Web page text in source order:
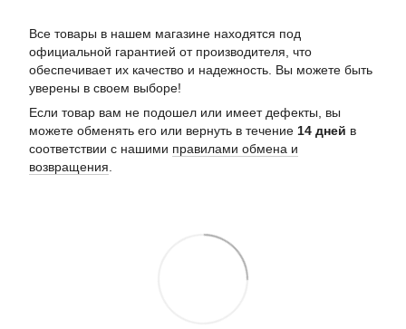
Все товары в нашем магазине находятся под
официальной гарантией от производителя, что
обеспечивает их качество и надежность. Вы можете быть
уверены в своем выборе!
Если товар вам не подошел или имеет дефекты, вы
можете обменять его или вернуть в течение 14 дней в
соответствии с нашими правилами обмена и
возвращения